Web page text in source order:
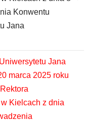
Konwentu
Jana
Jana
marca 2025 roku
Kielcach z dnia